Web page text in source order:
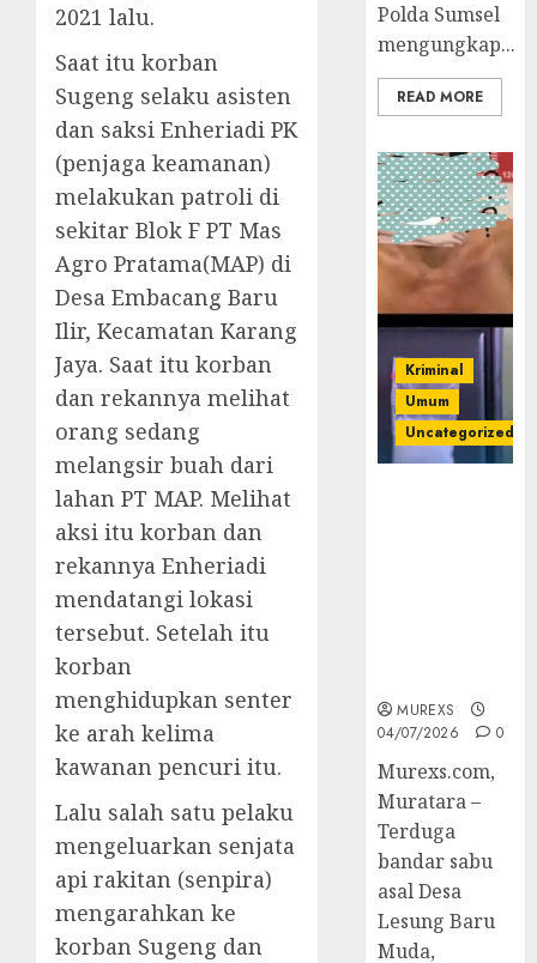
2021 lalu.
Saat itu korban
Sugeng selaku asisten
dan saksi Enheriadi PK
(penjaga keamanan)
melakukan patroli di
sekitar Blok F PT Mas
Agro Pratama(MAP) di
Desa Embacang Baru
Ilir, Kecamatan Karang
Jaya. Saat itu korban
dan rekannya melihat
orang sedang
melangsir buah dari
lahan PT MAP. Melihat
aksi itu korban dan
rekannya Enheriadi
mendatangi lokasi
tersebut. Setelah itu
korban
menghidupkan senter
ke arah kelima
kawanan pencuri itu.
Lalu salah satu pelaku
mengeluarkan senjata
api rakitan (senpira)
mengarahkan ke
korban Sugeng dan
Polda Sumsel
mengungkap...
READ MORE
Kriminal
Umum
Uncategorized
MUREXS
04/07/2026
0
Murexs.com,
Muratara –
Terduga
bandar sabu
asal Desa
Lesung Baru
Muda,